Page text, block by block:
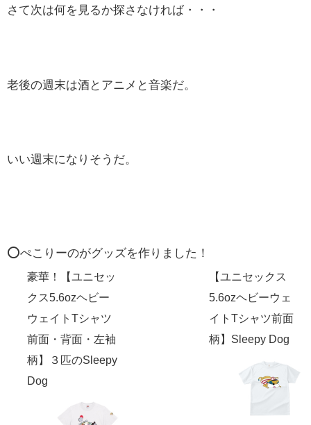
さて次は何を見るか探さなければ・・・
老後の週末は酒とアニメと音楽だ。
いい週末になりそうだ。
⭕️ぺこりーのがグッズを作りました！
豪華！【ユニセッ
クス5.6ozヘビー
ウェイトTシャツ
前面・背面・左袖
柄】３匹のSleepy
Dog
【ユニセックス
5.6ozヘビーウェ
イトTシャツ前面
柄】Sleepy Dog